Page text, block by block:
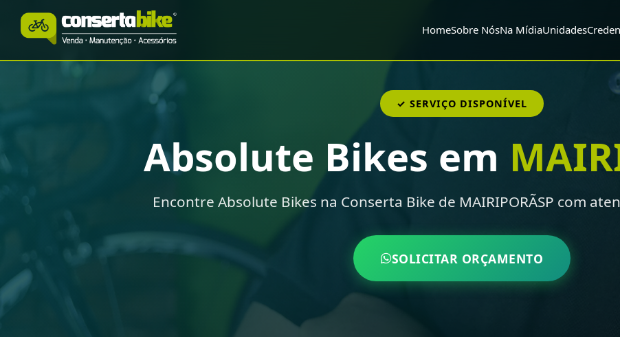
HomeSobre NósNa MídiaUnidades
✓ SERVIÇO DISPONÍVEL
Absolute Bikes em
Encontre Absolute Bikes na Conserta Bike de MAIRIPORÃSP com
SOLICITAR ORÇAMENTO